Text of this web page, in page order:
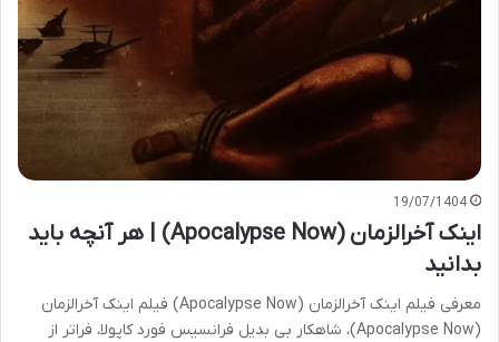
19/07/1404
اینک آخرالزمان (Apocalypse Now) | هر آنچه باید
بدانید
معرفی فیلم اینک آخرالزمان (Apocalypse Now) فیلم اینک آخرالزمان
(Apocalypse Now)، شاهکار بی بدیل فرانسیس فورد کاپولا، فراتر از